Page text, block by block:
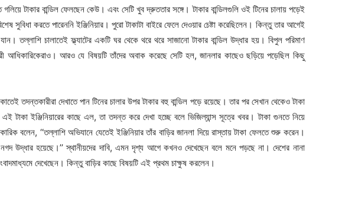
গলিয়ে টাকার বান্ডিল ফেলছেন কেউ। এবং সেটি খুব দ্রুততার সঙ্গে। টাকার বান্ডিলগুলি ওই টিনের চালায় পড়েই
করতে পারেননি ইঞ্জিনিয়ার। পুরো টাকাটা বাইরে ফেলে দেওয়ার চেষ্টা করেছিলেন। কিন্তু তার আগেই
যান। তল্লাশি চালাতেই ফ্ল্যাটের একটি ঘর থেকে থরে থরে সাজানো টাকার বান্ডিল উদ্ধার হয়। বিপুল পরিমাণ
আধিকারিকেরাও। আরও যে বিষয়টি তাঁদের অবাক করেছে সেটি হল, জানলার কাছেও ছড়িয়ে পড়েছিল কিছু
তদন্তকারীরা দেখাতে পান টিনের চালার উপর টাকার বহু বান্ডিল পড়ে রয়েছে। তার পর সেখান থেকেও টাকা
টাকা ইঞ্জিনিয়ারের কাছে এল, তা তদন্ত করে দেখা হচ্ছে বলে ভিজিল্যান্স সূত্রে খবর। টাকা গুনতে নিয়ে
বলেন, ‘‘তল্লাশি অভিযানে যেতেই ইঞ্জিনিয়ার তাঁর বাড়ির জানলা দিয়ে রাস্তায় টাকা ফেলতে শুরু করেন।
উদ্ধার হয়েছে।’’ স্থানীয়দের দাবি, এমন দৃশ্য আগে কখনও দেখেছেন বলে মনে পড়ছে না। দেশের নানা
দেখেছেন। কিন্তু বাড়ির কাছে বিষয়টি এই প্রথম চাক্ষুষ করলেন।